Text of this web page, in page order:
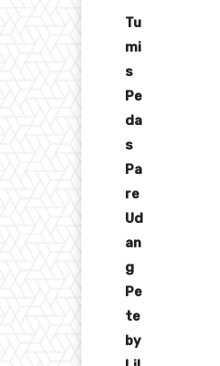
Tu
mi
s
Pe
da
s
Pa
re
Ud
an
g
Pe
te
by